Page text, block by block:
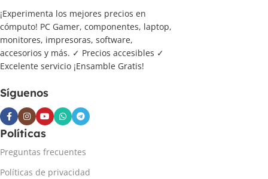
¡Experimenta los mejores precios en
cómputo! PC Gamer, componentes, laptop,
monitores, impresoras, software,
accesorios y más. ✓ Precios accesibles ✓
Excelente servicio ¡Ensamble Gratis!
Síguenos
Políticas
Preguntas frecuentes
Políticas de privacidad